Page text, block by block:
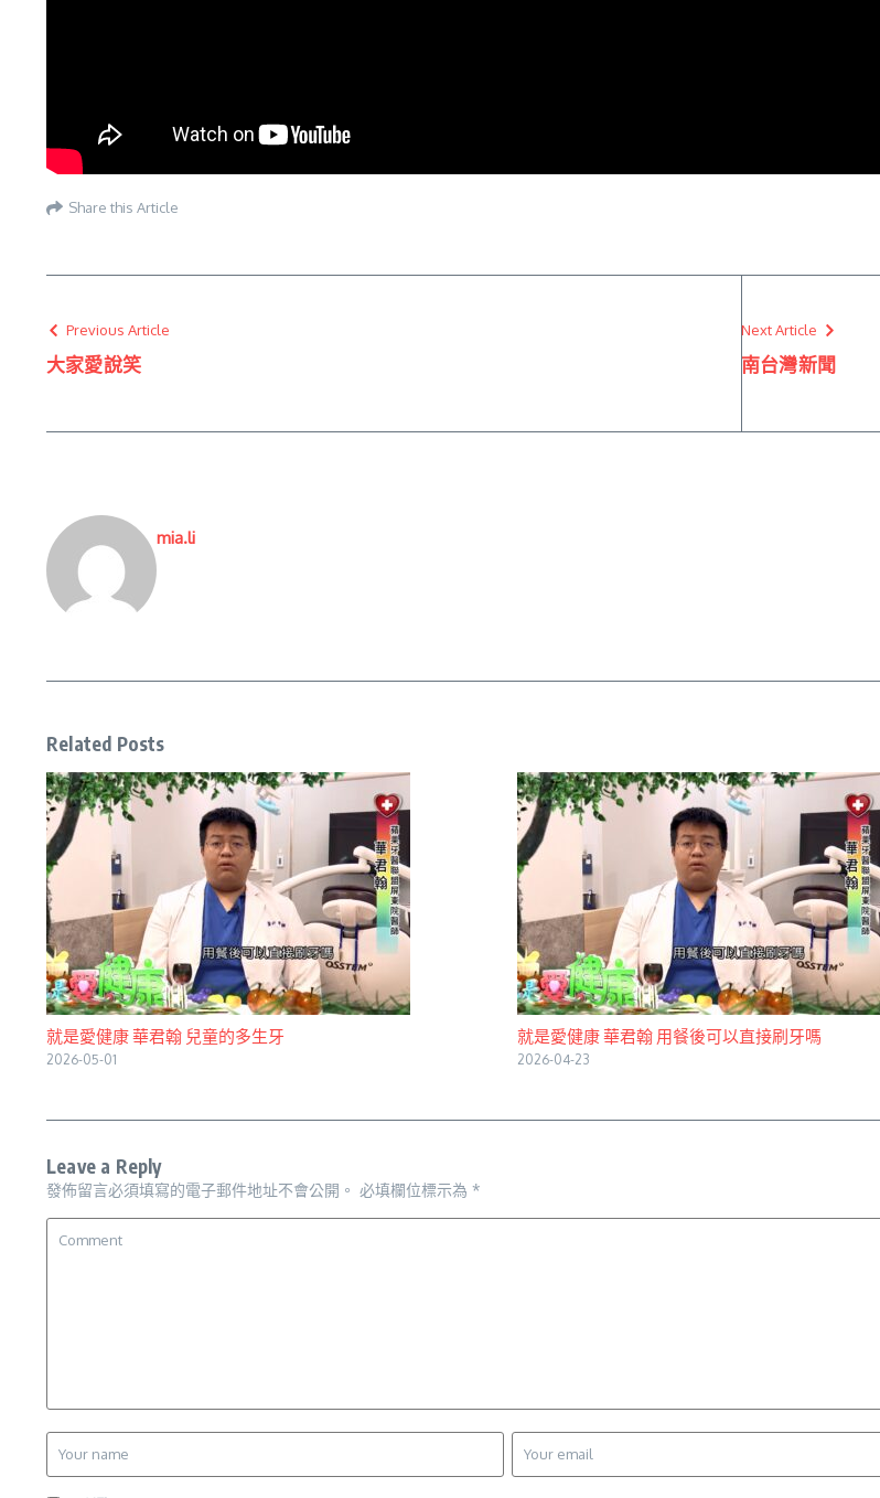
Share this Article
Previous Article
大家愛說笑
Next Article
南台灣新聞
mia.li
Related Posts
就是愛健康 華君翰 兒童的多生牙
2026-05-01
就是愛健康 華君翰 用餐後可以直接刷牙嗎
2026-04-23
Leave a Reply
發佈留言必須填寫的電子郵件地址不會公開。 必填欄位標示為 *